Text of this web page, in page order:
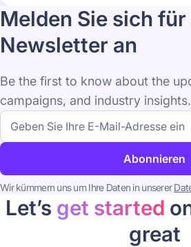
Melden Sie sich
Newsletter an
Be the first to know about the
campaigns, and industry insights.
E-
Mail-
Adresse
Abonnieren
Wir kümmern uns um Ihre Daten in unserer
Let’s get started
great